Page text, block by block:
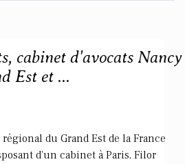
cabinet d'avocats Nancy
Est et ...
régional du Grand Est de la France
d'un cabinet à Paris, Filor